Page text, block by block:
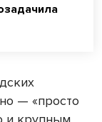
— «просто